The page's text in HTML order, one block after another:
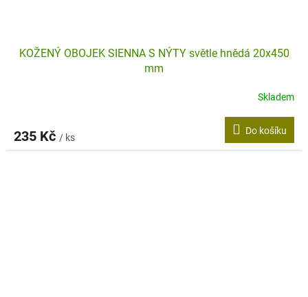
KOŽENÝ OBOJEK SIENNA S NÝTY světle hnědá 20x450
mm
Skladem
235 Kč / ks
Do košíku